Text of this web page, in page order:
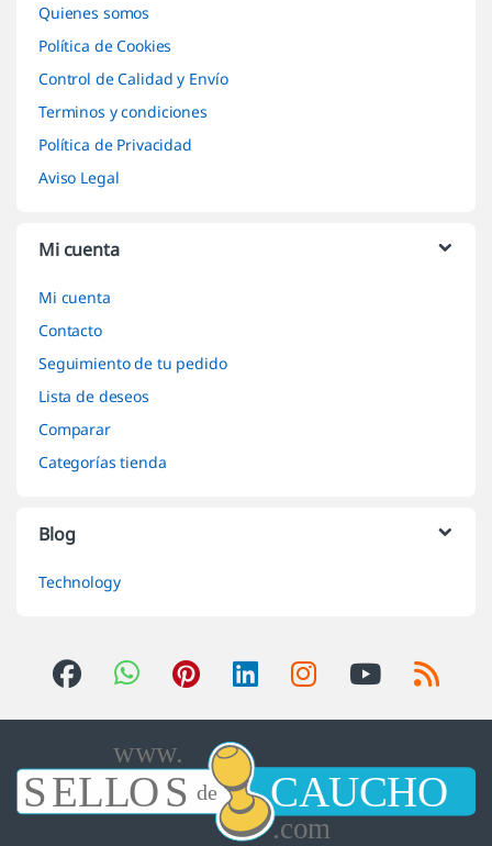
Quienes somos
Política de Cookies
Control de Calidad y Envío
Terminos y condiciones
Política de Privacidad
Aviso Legal
Mi cuenta
Mi cuenta
Contacto
Seguimiento de tu pedido
Lista de deseos
Comparar
Categorías tienda
Blog
Technology